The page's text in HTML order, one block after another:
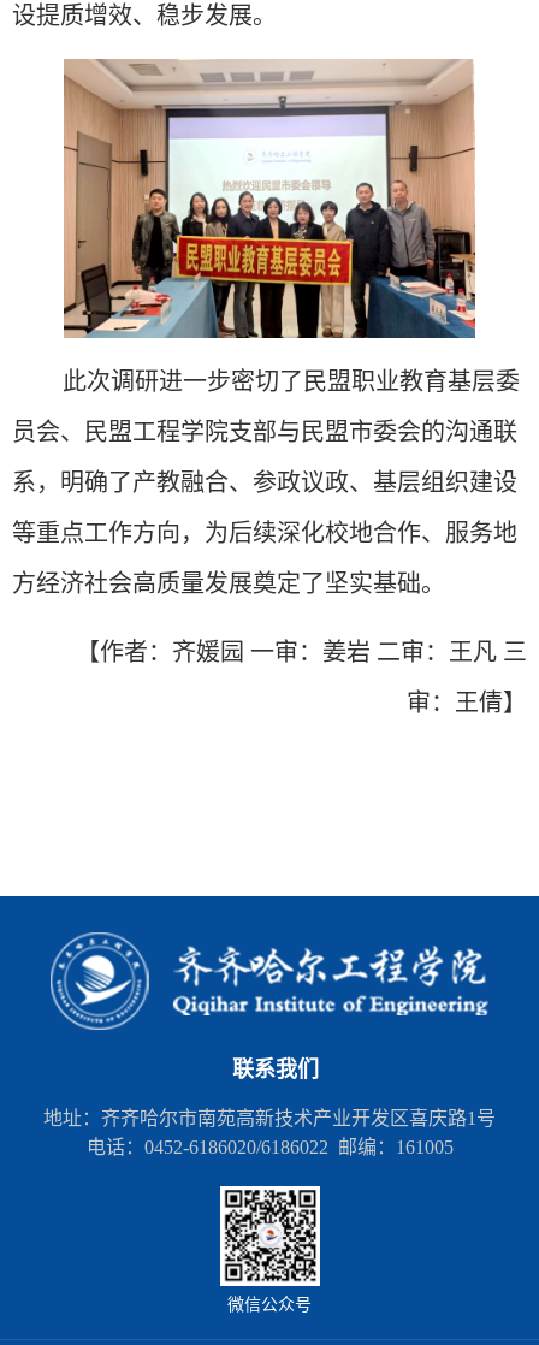
设提质增效、稳步发展。
此次调研进一步密切了民盟职业教育基层委
员会、民盟工程学院支部与民盟市委会的沟通联
系，明确了产教融合、参政议政、基层组织建设
等重点工作方向，为后续深化校地合作、服务地
方经济社会高质量发展奠定了坚实基础。
【作者： 齐媛园 一审：姜岩 二审：王凡 三
审：王倩】
联系我们
地址：齐齐哈尔市南苑高新技术产业开发区喜庆路1号
电话：0452-6186020/6186022 邮编：161005
微信公众号